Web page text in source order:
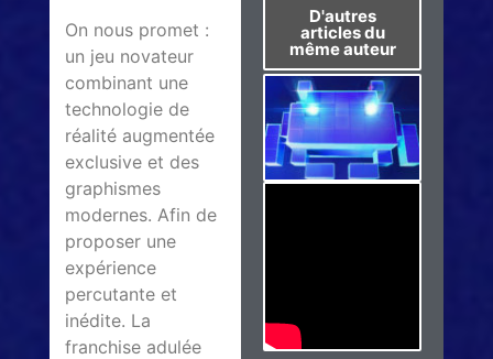
On nous promet :
un jeu novateur
combinant une
technologie de
réalité augmentée
exclusive et des
graphismes
modernes. Afin de
proposer une
expérience
percutante et
inédite. La
franchise adulée
D'autres
articles du
même auteur